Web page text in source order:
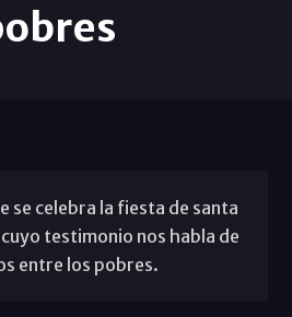
se celebra la fiesta de santa
testimonio nos habla de
entre los pobres.